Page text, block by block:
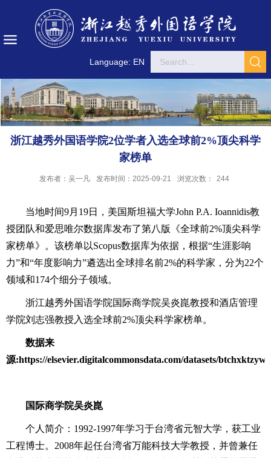
Language: EN
浙江越秀外国语学院2位学者入选全球前2%顶尖科学
家榜单
发布者：吴一凡 发布时间：2025-09-21 浏览次数： 244
当地时间9月19日，美国斯坦福大学John P.A. Ioannidis教
授团队和爱思唯尔数据库发布了第八版《全球前2%顶尖科学
家榜单》。该榜单以Scopus数据库为依据，根据“生涯影响
力”和“年度影响力”遴选出全球排名前2%的科学家，分为22个
领域和174个细分子领域。
浙江越秀外国语学院国际商学院吴炎崑教授和酒店管理
学院刘志强教授入选全球前2%顶尖科学家榜单。
数据来
源:https://elsevier.digitalcommonsdata.com/datasets/btchxktzyw/
国际商学院吴炎崑
个人简介：1992-1997年学习于台湾省元智大学，获工业
工程博士。2008年起任台湾省万能科技大学教授，并曾兼任